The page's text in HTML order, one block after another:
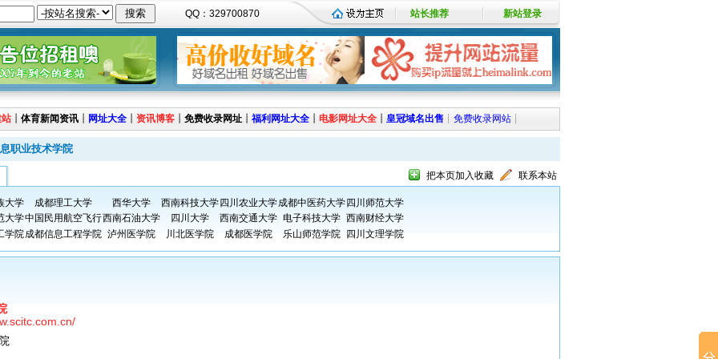
QQ：329700870 站长推荐 新站登录
┊ 体育新闻资讯 ┊ 网址大全 ┊ 资讯博客 ┊ 免费收录网址 ┊ 福利网址大全 ┊ 电影网址大全 ┊ 皇冠域名出售 ┊ 免费收录网站 ┊
职业技术学院
把本页加入收藏 联系本站
大学 成都理工大学 西华大学 西南科技大学 四川农业大学成都中医药大学 四川师范大学
大学中国民用航空飞行西南石油大学 四川大学 西南交通大学 电子科技大学 西南财经大学
学院成都信息工程学院 泸州医学院 川北医学院 成都医学院 乐山师范学院 四川文理学院